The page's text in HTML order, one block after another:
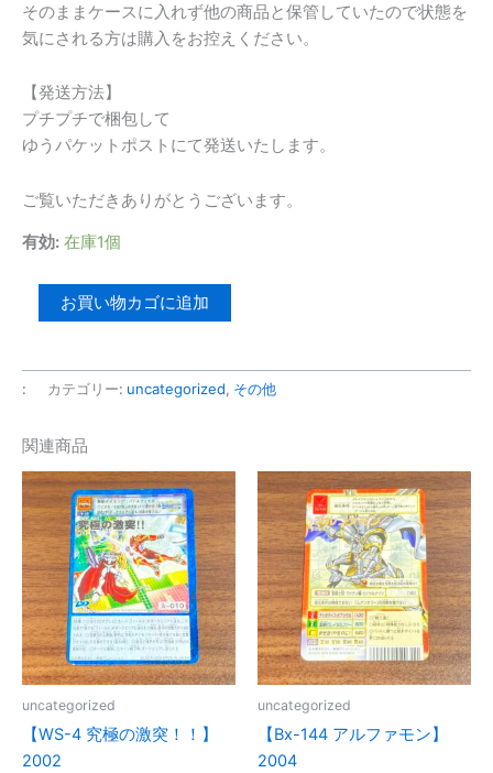
そのままケースに入れず他の商品と保管していたので状態を
気にされる方は購入をお控えください。
【発送方法】
プチプチで梱包して
ゆうパケットポストにて発送いたします。
ご覧いただきありがとうございます。
有効: 在庫1個
FRISK×
隆
ボ
FRISK
ケ
ー
ス
個
お買い物カゴに追加
: カテゴリー: uncategorized, その他
関連商品
uncategorized
【WS-4 究極の激突！！】
2002
uncategorized
【Bx-144 アルファモン】
2004